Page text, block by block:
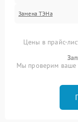
Замена ТЭНа
Цены в прайс-
Мы проверим ваше